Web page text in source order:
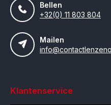
Bellen
+32(0) 11 803 804
Mailen
Klantenservice